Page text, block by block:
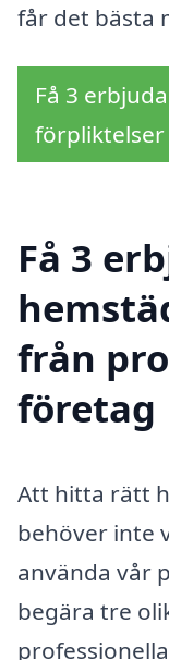
får det bästa
Få 3
förpliktelser
Få 3
från
företag
Att hitta rätt
behöver inte
använda vår
begära tre